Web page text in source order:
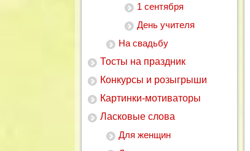
1 сентября
День учителя
На свадьбу
Тосты на праздник
Конкурсы и розыгрыши
Картинки-мотиваторы
Ласковые слова
Для женщин